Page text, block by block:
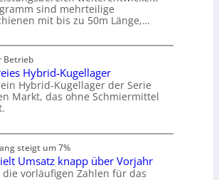
sind mehrteilige
mit bis zu 50m Länge,…
Betrieb
Hybrid-Kugellager
Hybrid-Kugellager der Serie
Markt, das ohne Schmiermittel
steigt um 7%
Umsatz knapp über Vorjahr
vorläufigen Zahlen für das